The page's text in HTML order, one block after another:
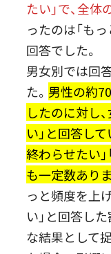
たい」で、全
ったのは「も
回答でした。
男女別では回
た。 男性の約
したのに対し
い」と回答し
終わらせたい
も一定数あり
っと頻度を上
い」と回答し
な結果として